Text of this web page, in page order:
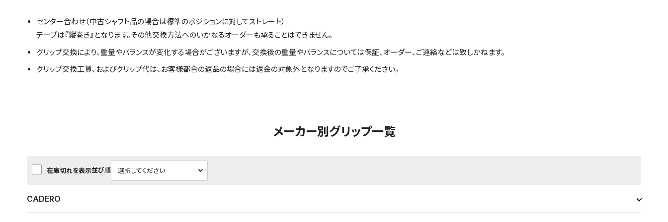
センター合わせ（中古シャフト品の場合は標準のポジションに対してストレート）
テープは『縦巻き』となります。その他交換方法へのいかなるオーダーも承ることはできません。
グリップ交換により、重量やバランスが変化する場合がございますが、交換後の重量やバランスについては保証、オーダー、ご連絡などは致しかねます。
グリップ交換工賃、およびグリップ代は、お客様都合の返品の場合には返金の対象外となりますのでご了承ください。
メーカー別グリップ一覧
在庫切れを表示並び順
CADERO